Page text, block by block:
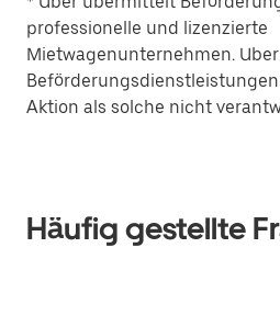
professionelle und lizenzierte
Mietwagenunternehmen.
Aktion als solche nicht
Häufig gestellte